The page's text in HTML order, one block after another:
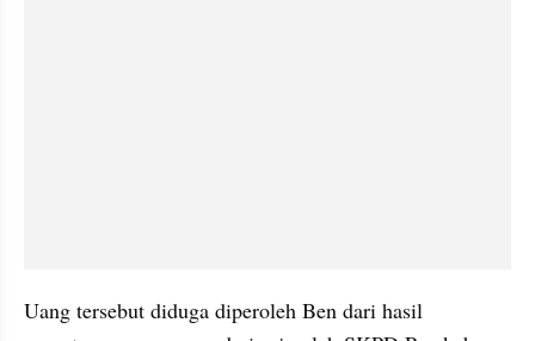
Uang tersebut diduga diperoleh Ben dari hasil